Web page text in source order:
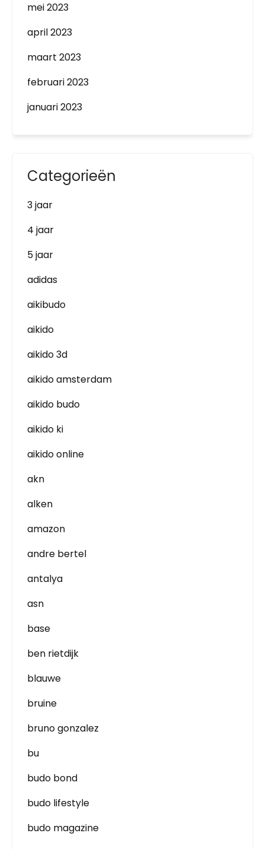
mei 2023
april 2023
maart 2023
februari 2023
januari 2023
Categorieën
3 jaar
4 jaar
5 jaar
adidas
aikibudo
aikido
aikido 3d
aikido amsterdam
aikido budo
aikido ki
aikido online
akn
alken
amazon
andre bertel
antalya
asn
base
ben rietdijk
blauwe
bruine
bruno gonzalez
bu
budo bond
budo lifestyle
budo magazine